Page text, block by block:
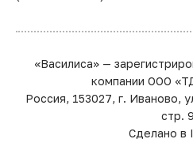
«Василиса» —
компании ООО
Россия, 153027, г. Иваново,
стр. 9
Сделано в